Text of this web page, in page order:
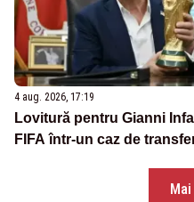
4 aug. 2026, 17:19
Lovitură pentru Gianni
FIFA într-un caz de